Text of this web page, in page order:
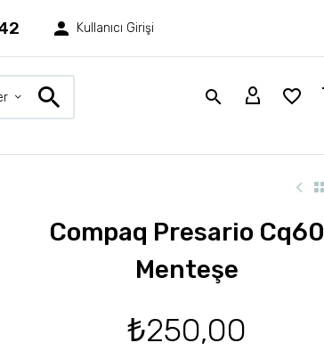
Kullanıcı Girişi
Compaq Presario Cq60
Menteşe
₺250,00